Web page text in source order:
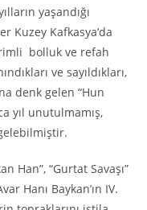
yaşandığı
Kuzey Kafkasya’da
bolluk ve refah
ve sayıldıkları,
denk gelen “Hun
yıl unutulmamış,
Han”, “Gurtat Savaşı”
Hanı Baykan’ın IV.